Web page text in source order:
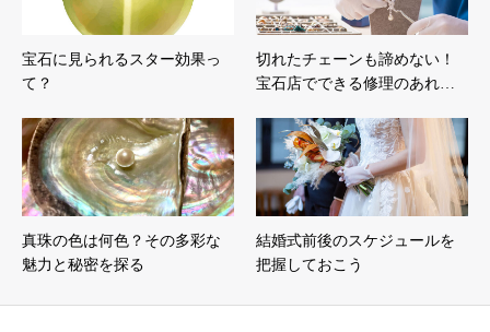
宝石に見られるスター効果っ
て？
切れたチェーンも諦めない！
宝石店でできる修理のあれ…
真珠の色は何色？その多彩な
魅力と秘密を探る
結婚式前後のスケジュールを
把握しておこう